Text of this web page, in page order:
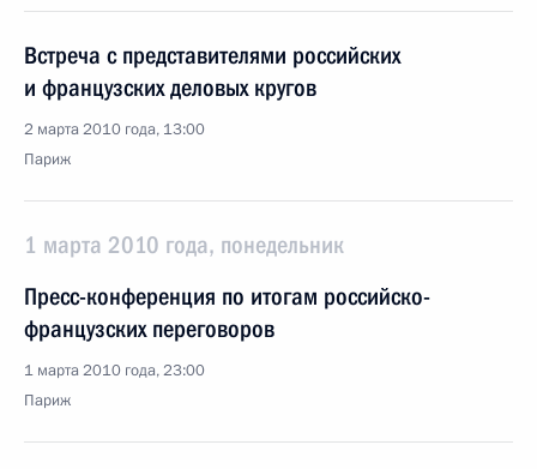
Встреча с представителями российских
и французских деловых кругов
2 марта 2010 года, 13:00
Париж
1 марта 2010 года, понедельник
Пресс-конференция по итогам российско-
французских переговоров
1 марта 2010 года, 23:00
Париж